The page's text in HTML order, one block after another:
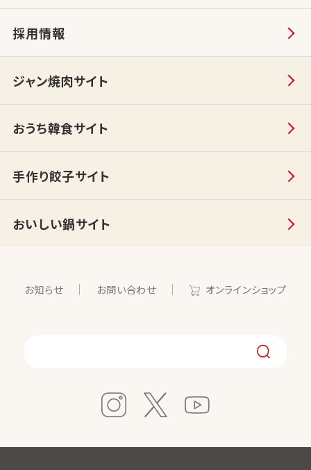
採用情報
ジャン焼肉サイト
おうち韓食サイト
手作り餃子サイト
おいしい鍋サイト
お知らせ お問い合わせ オンラインショップ